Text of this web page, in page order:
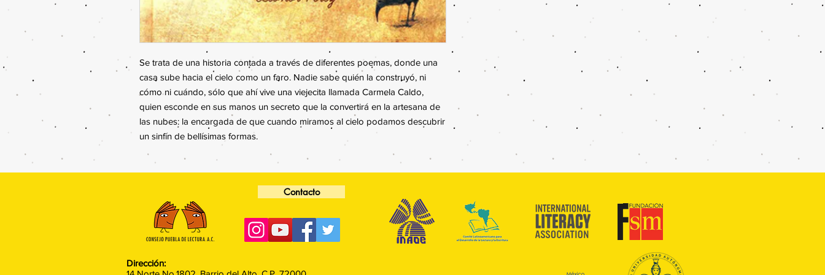
Se trata de una historia contada a través de diferentes poemas, donde una
casa sube hacia el cielo como un faro. Nadie sabe quién la construyó, ni
cómo ni cuándo, sólo que ahí vive una viejecita llamada Carmela Caldo,
quien esconde en sus manos un secreto que la convertirá en la artesana de
las nubes: la encargada de que cuando miramos al cielo podamos descubrir
un sinfín de bellísimas formas.
Contacto
Dirección: